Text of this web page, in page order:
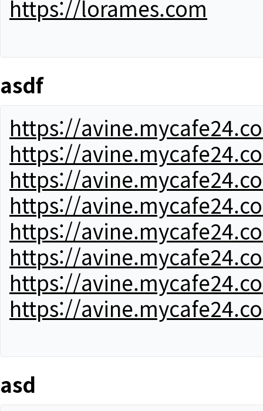
https://lorames.com
asdf
https://
https://
https://
https://
https://
https://
https://
https://
asd